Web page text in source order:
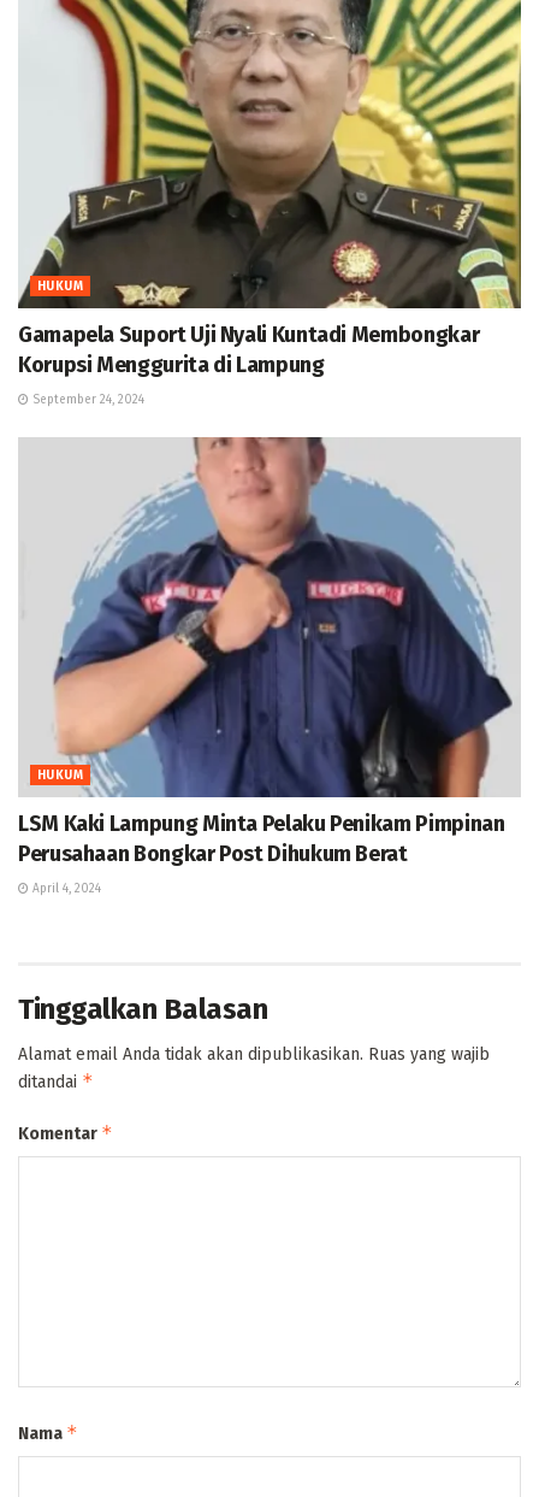
HUKUM
Gamapela Suport Uji Nyali Kuntadi Membongkar
Korupsi Menggurita di Lampung
September 24, 2024
HUKUM
LSM Kaki Lampung Minta Pelaku Penikam Pimpinan
Perusahaan Bongkar Post Dihukum Berat
April 4, 2024
Tinggalkan Balasan
Alamat email Anda tidak akan dipublikasikan. Ruas yang wajib
ditandai *
Komentar *
Nama *